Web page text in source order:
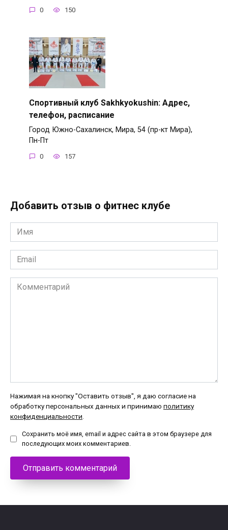
0 150
Спортивный клуб Sakhkyokushin: Адрес,
телефон, расписание
Город Южно-Сахалинск, Мира, 54 (пр-кт Мира),
Пн-Пт
0 157
Добавить отзыв о фитнес клубе
Имя
*
Email
*
Комментарий
Нажимая на кнопку "Оставить отзыв", я даю согласие на
обработку персональных данных и принимаю политику
конфиденциальности
Сохранить моё имя, email и адрес сайта в этом браузере для
последующих моих комментариев.